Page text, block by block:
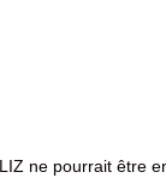
ne pourrait être